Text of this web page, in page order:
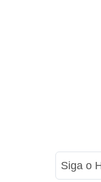
Siga o